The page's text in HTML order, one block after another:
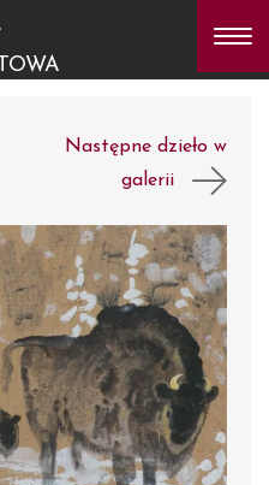
Następne dzieło w
galerii